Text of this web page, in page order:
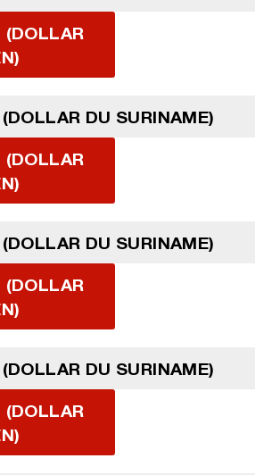
(DOLLAR
DU SURINAME)
(DOLLAR
DU SURINAME)
(DOLLAR
DU SURINAME)
(DOLLAR